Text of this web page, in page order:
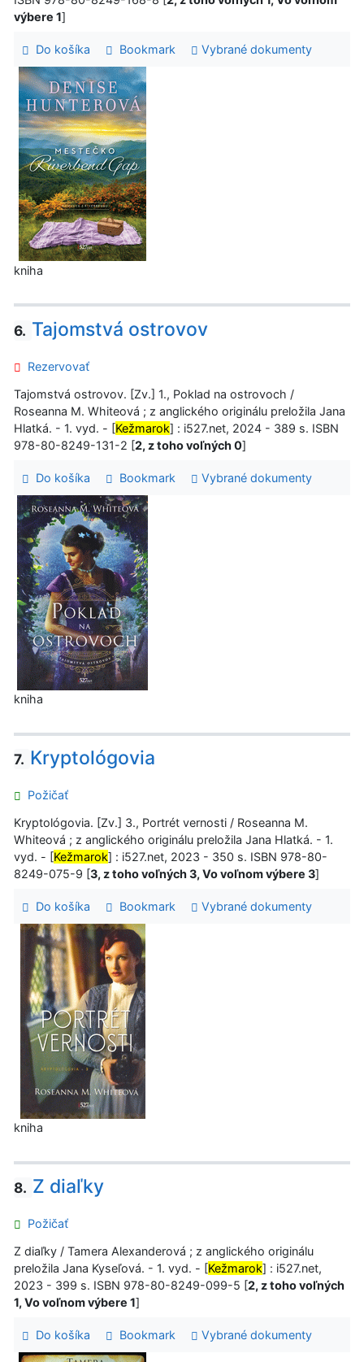
výbere 1]
Do košíka Bookmark Vybrané dokumenty
kniha
6. Tajomstvá ostrovov
Rezervovať
Tajomstvá ostrovov. [Zv.] 1., Poklad na ostrovoch /
Roseanna M. Whiteová ; z anglického originálu preložila Jana
Hlatká. - 1. vyd. - [Kežmarok] : i527.net, 2024 - 389 s. ISBN
978-80-8249-131-2 [2, z toho voľných 0]
Do košíka Bookmark Vybrané dokumenty
kniha
7. Kryptológovia
Požičať
Kryptológovia. [Zv.] 3., Portrét vernosti / Roseanna M.
Whiteová ; z anglického originálu preložila Jana Hlatká. - 1.
vyd. - [Kežmarok] : i527.net, 2023 - 350 s. ISBN 978-80-
8249-075-9 [3, z toho voľných 3, Vo voľnom výbere 3]
Do košíka Bookmark Vybrané dokumenty
kniha
8. Z diaľky
Požičať
Z diaľky / Tamera Alexanderová ; z anglického originálu
preložila Jana Kyseľová. - 1. vyd. - [Kežmarok] : i527.net,
2023 - 399 s. ISBN 978-80-8249-099-5 [2, z toho voľných
1, Vo voľnom výbere 1]
Do košíka Bookmark Vybrané dokumenty